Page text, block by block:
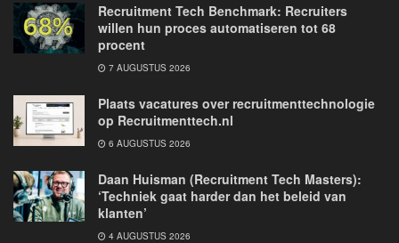
Recruitment Tech Benchmark: Recruiters
willen hun proces automatiseren tot 68
procent
7 AUGUSTUS 2026
Plaats vacatures over recruitmenttechnologie
op Recruitmenttech.nl
6 AUGUSTUS 2026
Daan Huisman (Recruitment Tech Masters):
‘Techniek gaat harder dan het beleid van
klanten’
4 AUGUSTUS 2026